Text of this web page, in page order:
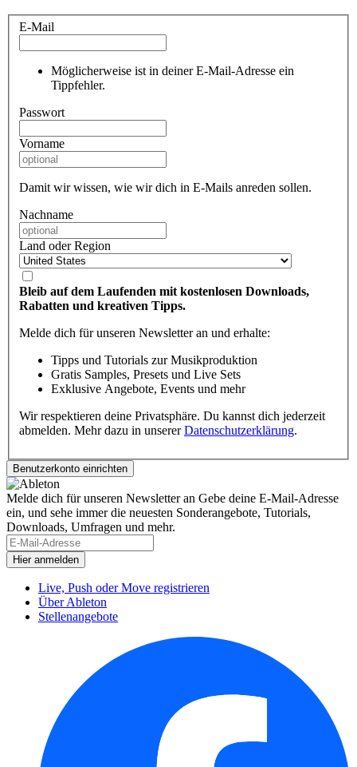
E-Mail
Möglicherweise ist in deiner E-Mail-Adresse ein
Tippfehler.
Passwort
Vorname
Damit wir wissen, wie wir dich in E-Mails anreden sollen.
Nachname
Land oder Region
Bleib auf dem Laufenden mit kostenlosen Downloads,
Rabatten und kreativen Tipps.
Melde dich für unseren Newsletter an und erhalte:
Tipps und Tutorials zur Musikproduktion
Gratis Samples, Presets und Live Sets
Exklusive Angebote, Events und mehr
Wir respektieren deine Privatsphäre. Du kannst dich jederzeit
abmelden. Mehr dazu in unsererDatenschutzerklärung.
Melde dich für unseren Newsletter an Gebe deine E-Mail-Adresse
ein, und sehe immer die neuesten Sonderangebote, Tutorials,
Downloads, Umfragen und mehr.
Live, Push oder Move registrieren
Über Ableton
Stellenangebote